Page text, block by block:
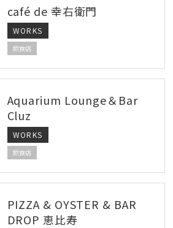
café de 幸右衛門
WORKS
飲食店
Aquarium Lounge＆Bar
Cluz
WORKS
飲食店
PIZZA & OYSTER & BAR
DROP 恵比寿